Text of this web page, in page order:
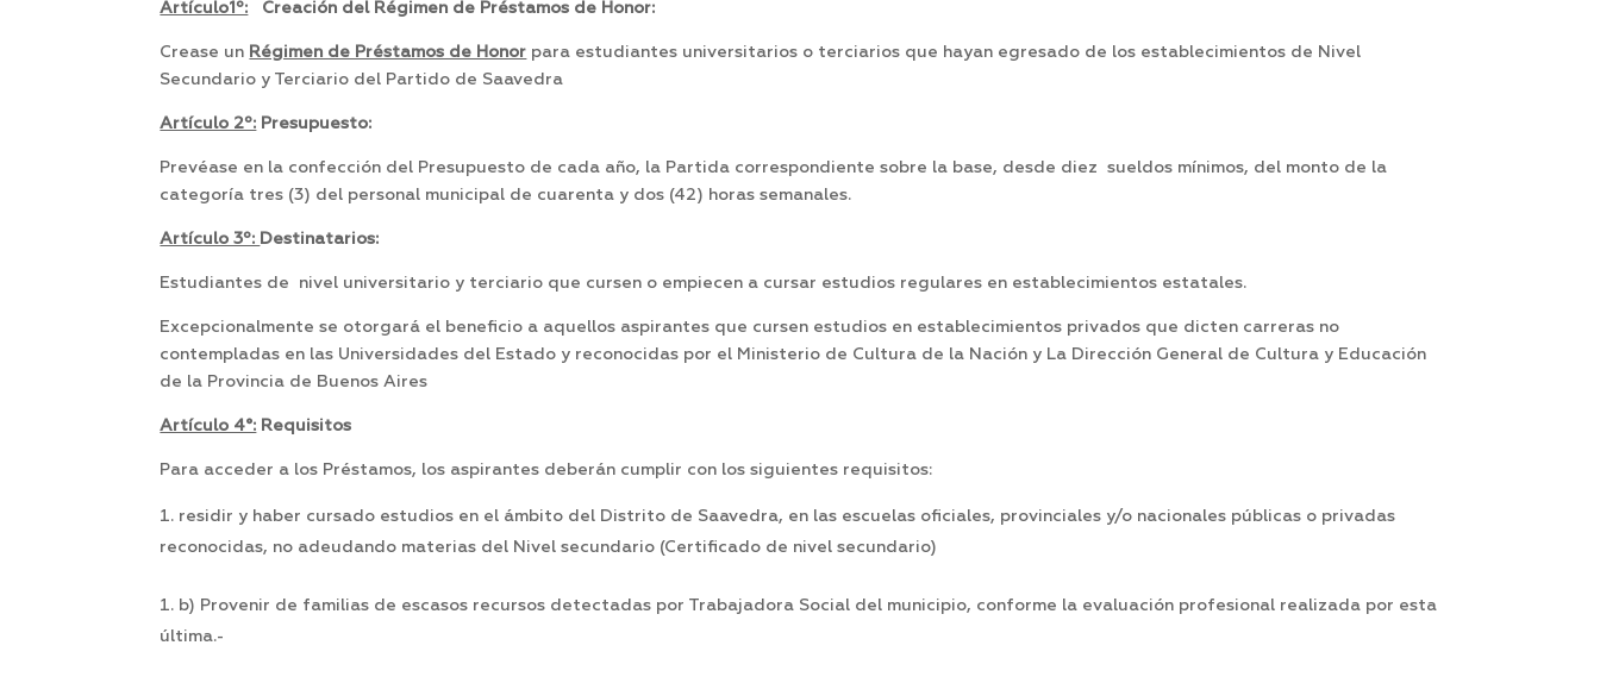
Artículo1º: Creación del Régimen de Préstamos de Honor:
Crease un Régimen de Préstamos de Honor para estudiantes universitarios o terciarios que hayan egresado de los establecimientos de Nivel
Secundario y Terciario del Partido de Saavedra
Artículo 2º: Presupuesto:
Prevéase en la confección del Presupuesto de cada año, la Partida correspondiente sobre la base, desde diez sueldos mínimos, del monto de la
categoría tres (3) del personal municipal de cuarenta y dos (42) horas semanales.
Artículo 3º: Destinatarios:
Estudiantes de nivel universitario y terciario que cursen o empiecen a cursar estudios regulares en establecimientos estatales.
Excepcionalmente se otorgará el beneficio a aquellos aspirantes que cursen estudios en establecimientos privados que dicten carreras no
contempladas en las Universidades del Estado y reconocidas por el Ministerio de Cultura de la Nación y La Dirección General de Cultura y Educación
de la Provincia de Buenos Aires
Artículo 4°: Requisitos
Para acceder a los Préstamos, los aspirantes deberán cumplir con los siguientes requisitos:
residir y haber cursado estudios en el ámbito del Distrito de Saavedra, en las escuelas oficiales, provinciales y/o nacionales públicas o privadas
reconocidas, no adeudando materias del Nivel secundario (Certificado de nivel secundario)
b) Provenir de familias de escasos recursos detectadas por Trabajadora Social del municipio, conforme la evaluación profesional realizada por esta
última.-